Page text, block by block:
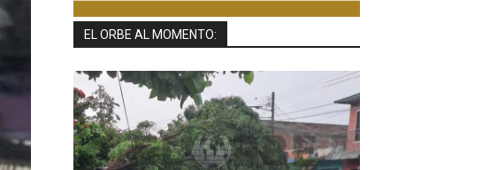
EL ORBE AL MOMENTO: